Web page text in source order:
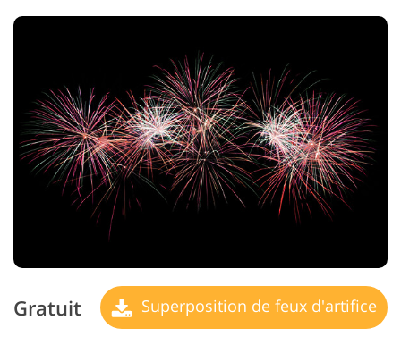
Gratuit Superposition de feux d'artifice